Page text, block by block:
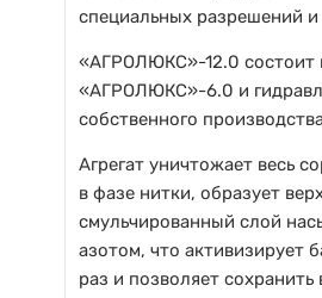
специальных разрешений
«АГРОЛЮКС»-12.0 состоит
«АГРОЛЮКС»-6.0 и
собственного
Агрегат уничтожает весь
в фазе нитки, образует
смульчированный слой
азотом, что активизирует
раз и позволяет сохранить